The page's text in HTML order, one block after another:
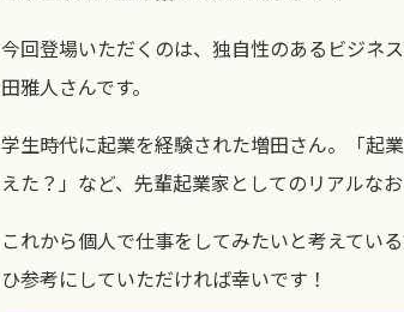
今回登場いただくのは、独自性のあるビジネ
田雅人さんです。
学生時代に起業を経験された増田さん。「起
えた？」など、先輩起業家としてのリアルな
これから個人で仕事をしてみたいと考えてい
ひ参考にしていただければ幸いです！